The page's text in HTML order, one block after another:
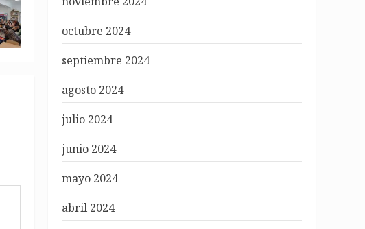
octubre 2024
septiembre 2024
agosto 2024
julio 2024
junio 2024
mayo 2024
abril 2024